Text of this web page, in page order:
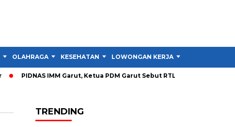
OLAHRAGA KESEHATAN LOWONGAN KERJA
PIDNAS IMM Garut, Ketua PDM Garut Sebut RTL Lebih Penting dari
TRENDING